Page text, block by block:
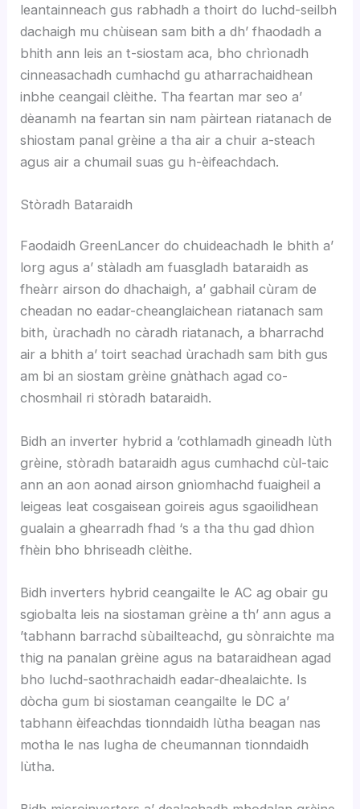
leantainneach gus rabhadh a thoirt do luchd-seilbh
dachaigh mu chùisean sam bith a dh’ fhaodadh a
bhith ann leis an t-siostam aca, bho chrìonadh
cinneasachadh cumhachd gu atharrachaidhean
inbhe ceangail clèithe. Tha feartan mar seo a’
dèanamh na feartan sin nam pàirtean riatanach de
shiostam panal grèine a tha air a chuir a-steach
agus air a chumail suas gu h-èifeachdach.
Stòradh Bataraidh
Faodaidh GreenLancer do chuideachadh le bhith a’
lorg agus a’ stàladh am fuasgladh bataraidh as
fheàrr airson do dhachaigh, a’ gabhail cùram de
cheadan no eadar-cheanglaichean riatanach sam
bith, ùrachadh no càradh riatanach, a bharrachd
air a bhith a’ toirt seachad ùrachadh sam bith gus
am bi an siostam grèine gnàthach agad co-
chosmhail ri stòradh bataraidh.
Bidh an inverter hybrid a ’cothlamadh gineadh lùth
grèine, stòradh bataraidh agus cumhachd cùl-taic
ann an aon aonad airson gnìomhachd fuaigheil a
leigeas leat cosgaisean goireis agus sgaoilidhean
gualain a ghearradh fhad ‘s a tha thu gad dhìon
fhèin bho bhriseadh clèithe.
Bidh inverters hybrid ceangailte le AC ag obair gu
sgiobalta leis na siostaman grèine a th’ ann agus a
’tabhann barrachd sùbailteachd, gu sònraichte ma
thig na panalan grèine agus na bataraidhean agad
bho luchd-saothrachaidh eadar-dhealaichte. Is
dòcha gum bi siostaman ceangailte le DC a’
tabhann èifeachdas tionndaidh lùtha beagan nas
motha le nas lugha de cheumannan tionndaidh
lùtha.